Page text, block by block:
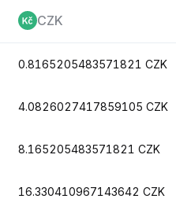
CZK
0.8165205483571821 CZK
4.0826027417859105 CZK
8.165205483571821 CZK
16.330410967143642 CZK